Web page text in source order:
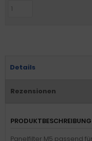
Details
Rezensionen
PRODUKTBESCHREIBUNG
Panelfilter M5 passend